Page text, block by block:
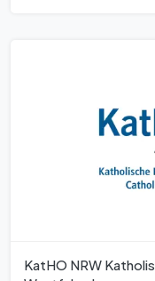
KatHO NRW